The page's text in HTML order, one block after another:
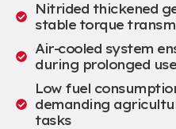
Nitrided thickened
stable torque
Air-cooled system
during prolonged use
Low fuel
demanding
tasks